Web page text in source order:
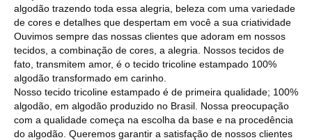
algodão trazendo toda essa alegria, beleza com uma variedade
de cores e detalhes que despertam em você a sua criatividade
Ouvimos sempre das nossas clientes que adoram em nossos
tecidos, a combinação de cores, a alegria. Nossos tecidos de
fato, transmitem amor, é o tecido tricoline estampado 100%
algodão transformado em carinho.
Nosso tecido tricoline estampado é de primeira qualidade; 100%
algodão, em algodão produzido no Brasil. Nossa preocupação
com a qualidade começa na escolha da base e na procedência
do algodão. Queremos garantir a satisfação de nossos clientes